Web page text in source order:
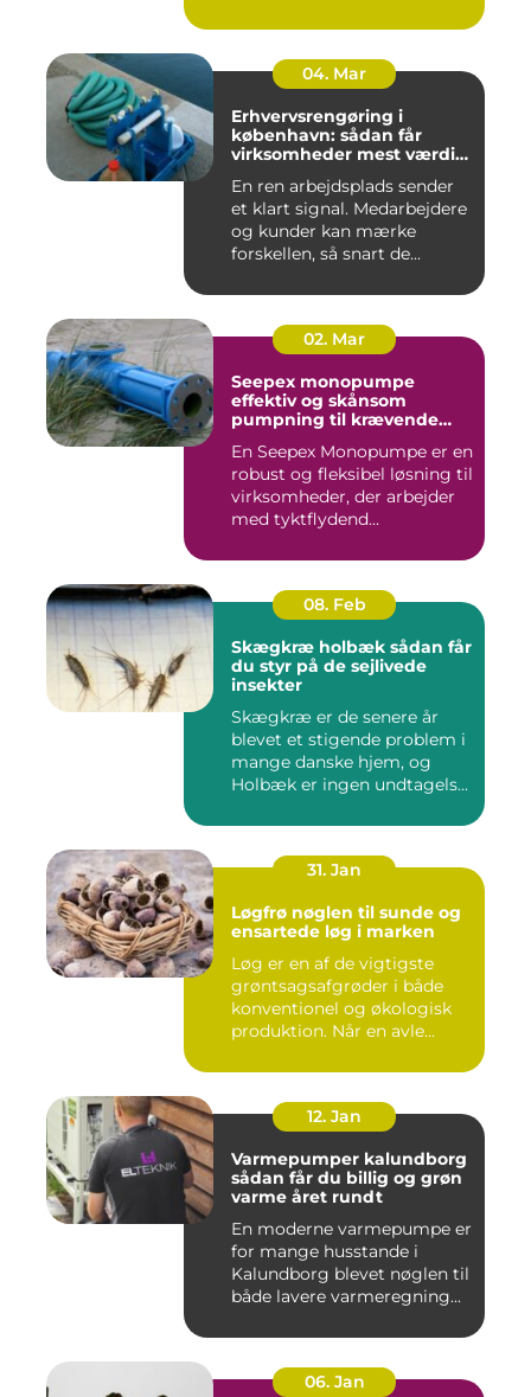
04. Mar
Erhvervsrengøring i
københavn: sådan får
virksomheder mest værdi
En ren arbejdsplads sender
et klart signal. Medarbejdere
og kunder kan mærke
forskellen, så snart de...
02. Mar
Seepex monopumpe
effektiv og skånsom
pumpning til krævende
En Seepex Monopumpe er en
robust og fleksibel løsning til
virksomheder, der arbejder
med tyktflydend...
08. Feb
Skægkræ holbæk sådan får
du styr på de sejlivede
insekter
Skægkræ er de senere år
blevet et stigende problem i
mange danske hjem, og
Holbæk er ingen undtagels...
31. Jan
Løgfrø nøglen til sunde og
ensartede løg i marken
Løg er en af de vigtigste
grøntsagsafgrøder i både
konventionel og økologisk
produktion. Når en avle...
12. Jan
Varmepumper kalundborg
sådan får du billig og grøn
varme året rundt
En moderne varmepumpe er
for mange husstande i
Kalundborg blevet nøglen til
både lavere varmeregning...
06. Jan